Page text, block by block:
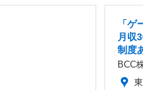
「
月収
制度
BCC